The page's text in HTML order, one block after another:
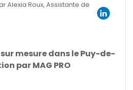
Alexia Roux, Assistante de
mesure dans le Puy-de-
par MAG PRO